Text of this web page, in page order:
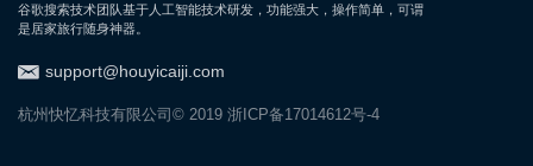
谷歌搜索技术团队基于人工智能技术研发，功能强大，操作简单，可谓
是居家旅行随身神器。
support@houyicaiji.com
杭州快忆科技有限公司© 2019 浙ICP备17014612号-4